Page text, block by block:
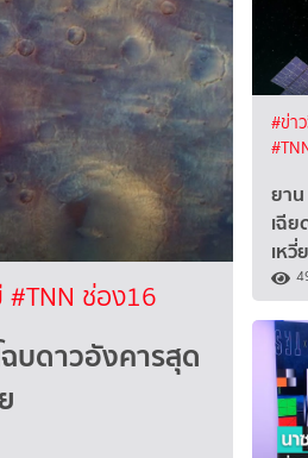
#TNN ช่อง16
บดาวอังคารสุด
#ข่า
ยา
เฉี
เห